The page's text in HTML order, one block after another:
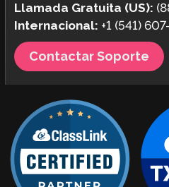
Llamada Gratuita (US):
Internacional: +1 (541)
Contactar Soporte